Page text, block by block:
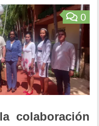
0
colaboración